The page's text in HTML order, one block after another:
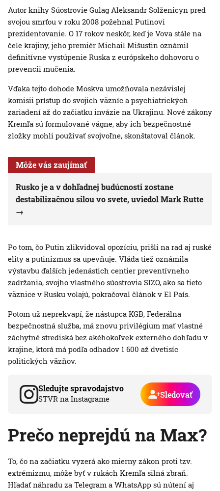
Autor knihy Súostrovie Gulag Aleksandr Solženicyn pred
svojou smrťou v roku 2008 požehnal Putinovi
prezidentovanie. O 17 rokov neskôr, keď je Vova stále na
čele krajiny, jeho premiér Michail Mišustin oznámil
definitívne vystúpenie Ruska z európskeho dohovoru o
prevencii mučenia.
Vďaka tejto dohode Moskva umožňovala nezávislej
komisii prístup do svojich väzníc a psychiatrických
zariadení až do začiatku invázie na Ukrajinu. Nové zákony
Kremľa sú formulované vágne, aby ich bezpečnostné
zložky mohli používať svojvoľne, skonštatoval článok.
Môže vás zaujímať
Rusko je a v dohľadnej budúcnosti zostane
destabilizačnou silou vo svete, uviedol Mark Rutte
Po tom, čo Putin zlikvidoval opozíciu, prišli na rad aj ruské
elity a putinizmus sa upevňuje. Vláda tiež oznámila
výstavbu ďalších jedenástich centier preventívneho
zadržania, svojho vlastného súostrovia SIZO, ako sa tieto
väznice v Rusku volajú, pokračoval článok v El País.
Potom už neprekvapí, že nástupca KGB, Federálna
bezpečnostná služba, má znovu privilégium mať vlastné
záchytné strediská bez akéhokoľvek externého dohľadu v
krajine, ktorá má podľa odhadov 1 600 až dvetisíc
politických väzňov.
Sledujte spravodajstvo
STVR na Instagrame Sledovať
Prečo neprejdú na Max?
To, čo na začiatku vyzerá ako mierny zákon proti tzv.
extrémizmu, môže byť v rukách Kremľa silná zbraň.
Hľadať náhradu za Telegram a WhatsApp sú nútení aj